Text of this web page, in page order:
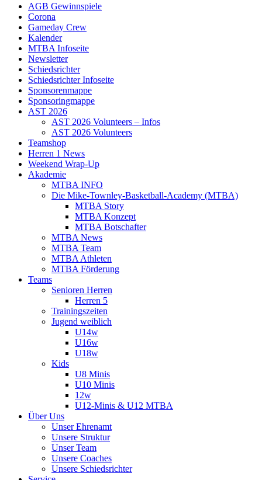
AGB Gewinnspiele
Corona
Gameday Crew
Kalender
MTBA Infoseite
Newsletter
Schiedsrichter
Schiedsrichter Infoseite
Sponsorenmappe
Sponsoringmappe
AST 2026
AST 2026 Volunteers – Infos
AST 2026 Volunteers
Teamshop
Herren 1 News
Weekend Wrap-Up
Akademie
MTBA INFO
Die Mike-Townley-Basketball-Academy (MTBA)
MTBA Story
MTBA Konzept
MTBA Botschafter
MTBA News
MTBA Team
MTBA Athleten
MTBA Förderung
Teams
Senioren Herren
Herren 5
Trainingszeiten
Jugend weiblich
U14w
U16w
U18w
Kids
U8 Minis
U10 Minis
12w
U12-Minis & U12 MTBA
Über Uns
Unser Ehrenamt
Unsere Struktur
Unser Team
Unsere Coaches
Unsere Schiedsrichter